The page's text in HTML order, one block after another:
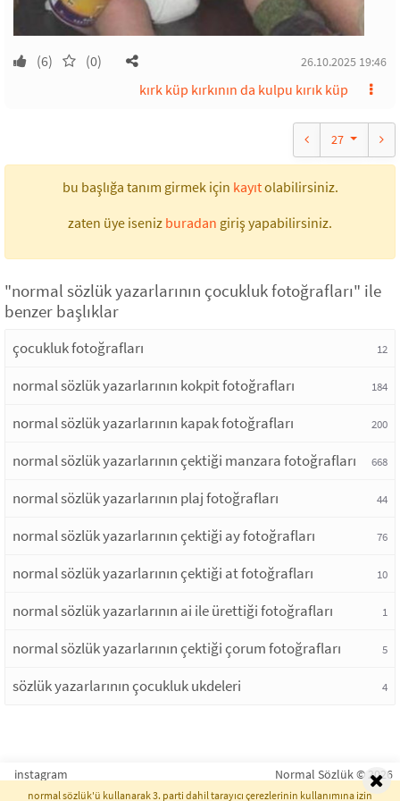
(6) (0) 26.10.2025 19:46
kırk küp kırkının da kulpu kırık küp
27
bu başlığa tanım girmek için kayıtolabilirsiniz.
zaten üye iseniz buradan giriş yapabilirsiniz.
"normal sözlük yazarlarının çocukluk fotoğrafları" ile
benzer başlıklar
çocukluk fotoğrafları 12
normal sözlük yazarlarının kokpit fotoğrafları 184
normal sözlük yazarlarının kapak fotoğrafları 200
normal sözlük yazarlarının çektiği manzara fotoğrafları 668
normal sözlük yazarlarının plaj fotoğrafları 44
normal sözlük yazarlarının çektiği ay fotoğrafları 76
normal sözlük yazarlarının çektiği at fotoğrafları 10
normal sözlük yazarlarının ai ile ürettiği fotoğrafları 1
normal sözlük yazarlarının çektiği çorum fotoğrafları 5
sözlük yazarlarının çocukluk ukdeleri 4
instagram Normal Sözlük © 2026
normal sözlük'ü kullanarak 3. parti dahil tarayıcı çerezlerinin kullanımına izin